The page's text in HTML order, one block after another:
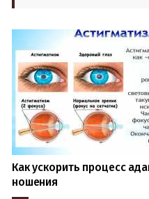
Как ускорить процесс
ношения